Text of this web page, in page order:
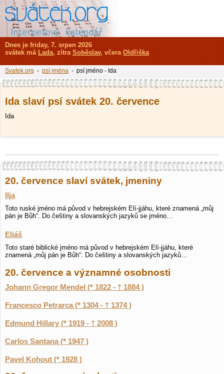
Ida slaví psí svátek 20. července
Ida
20. července slaví svátek, jmeniny
Ilja
Toto ruské jméno má původ v hebrejském Elí-jjáhu, které znamená „můj
pán je Bůh“. Do češtiny a slovanských jazyků se jméno…
Eliáš
Toto staré biblické jméno má původ v hebrejském Elí-jjáhu, které
znamená „můj pán je Bůh“. Do češtiny a slovanských jazyků…
20. července a významné osobnosti
Johann Gregor Mendel (* 1822 - † 1884 )
Francesco Petrarca (* 1304 - † 1374 )
Edmund Hillary (* 1919 - † 2008 )
Carlos Santana (* 1947 )
Pavel Kohout (* 1928 )
Dnes je friday, 7. srpen 2026
svátek má Lada, zítra Soběslav, včera Oldřiška
Svatek.org - psí jména - psí jméno - Ida